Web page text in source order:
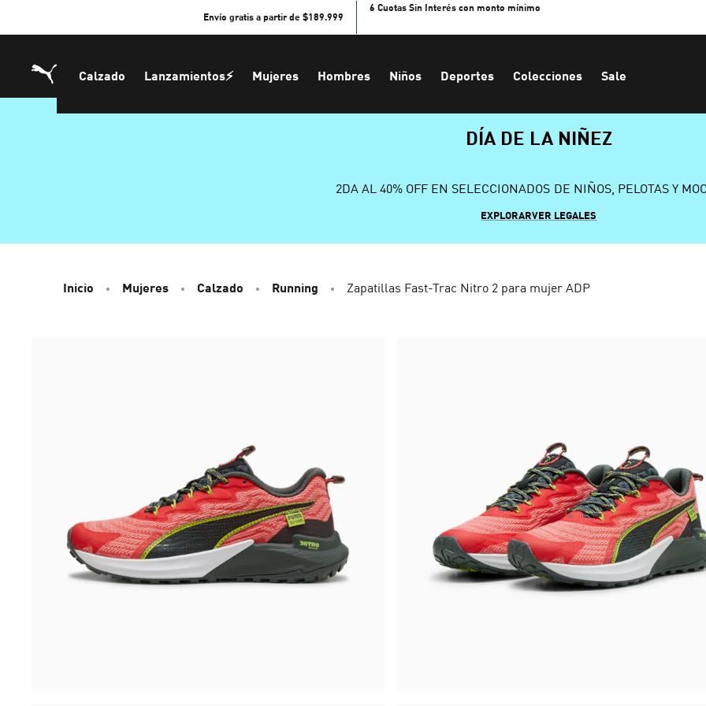
Envío gratis a partir de $189.999
6 Cuotas Sin Interés con monto mínimo
Calzado Lanzamientos⚡ Mujeres Hombres Niños Deportes Colecciones Sale
DÍA DE LA NIÑEZ
2DA AL 40% OFF EN SELECCIONADOS DE NIÑOS, PELOTAS Y
EXPLORARVER LEGALES
Inicio Mujeres Calzado Running Zapatillas Fast-Trac Nitro 2 para mujer ADP